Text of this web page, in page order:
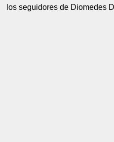
los seguidores de Diomedes